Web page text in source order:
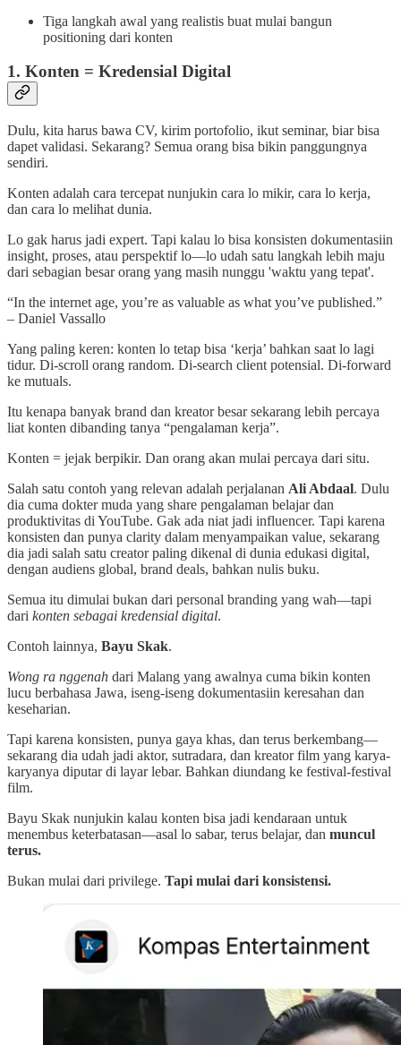
Tiga langkah awal yang realistis buat mulai bangun
positioning dari konten
1. Konten = Kredensial Digital
Dulu, kita harus bawa CV, kirim portofolio, ikut seminar, biar bisa
dapet validasi. Sekarang? Semua orang bisa bikin panggungnya
sendiri.
Konten adalah cara tercepat nunjukin cara lo mikir, cara lo kerja,
dan cara lo melihat dunia.
Lo gak harus jadi expert. Tapi kalau lo bisa konsisten dokumentasiin
insight, proses, atau perspektif lo—lo udah satu langkah lebih maju
dari sebagian besar orang yang masih nunggu 'waktu yang tepat'.
“In the internet age, you’re as valuable as what you’ve published.”
– Daniel Vassallo
Yang paling keren: konten lo tetap bisa ‘kerja’ bahkan saat lo lagi
tidur. Di-scroll orang random. Di-search client potensial. Di-forward
ke mutuals.
Itu kenapa banyak brand dan kreator besar sekarang lebih percaya
liat konten dibanding tanya “pengalaman kerja”.
Konten = jejak berpikir. Dan orang akan mulai percaya dari situ.
Salah satu contoh yang relevan adalah perjalanan Ali Abdaal. Dulu
dia cuma dokter muda yang share pengalaman belajar dan
produktivitas di YouTube. Gak ada niat jadi influencer. Tapi karena
konsisten dan punya clarity dalam menyampaikan value, sekarang
dia jadi salah satu creator paling dikenal di dunia edukasi digital,
dengan audiens global, brand deals, bahkan nulis buku.
Semua itu dimulai bukan dari personal branding yang wah—tapi
dari konten sebagai kredensial digital.
Contoh lainnya, Bayu Skak.
Wong ra nggenah dari Malang yang awalnya cuma bikin konten
lucu berbahasa Jawa, iseng-iseng dokumentasiin keresahan dan
keseharian.
Tapi karena konsisten, punya gaya khas, dan terus berkembang—
sekarang dia udah jadi aktor, sutradara, dan kreator film yang karya-
karyanya diputar di layar lebar. Bahkan diundang ke festival-festival
film.
Bayu Skak nunjukin kalau konten bisa jadi kendaraan untuk
menembus keterbatasan—asal lo sabar, terus belajar, dan muncul
terus.
Bukan mulai dari privilege. Tapi mulai dari konsistensi.